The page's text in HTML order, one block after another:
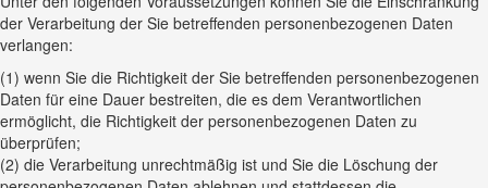
der Verarbeitung der Sie betreffenden personenbezogenen Daten
verlangen:
(1) wenn Sie die Richtigkeit der Sie betreffenden personenbezogenen
Daten für eine Dauer bestreiten, die es dem Verantwortlichen
ermöglicht, die Richtigkeit der personenbezogenen Daten zu
überprüfen;
(2) die Verarbeitung unrechtmäßig ist und Sie die Löschung der